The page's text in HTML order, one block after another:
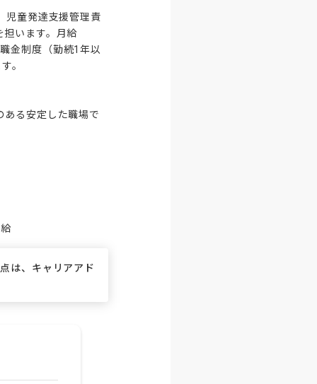
児童発達支援管理責
います。月給
金制度（勤続1年以
。
ある安定した職場で
は、キャリアアド